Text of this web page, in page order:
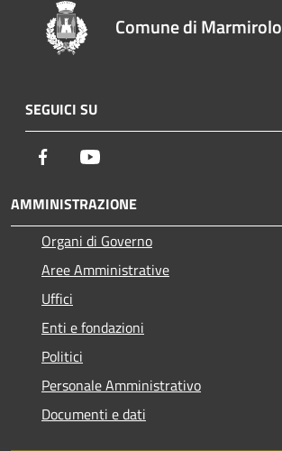
Comune di Marmirolo
SEGUICI SU
Facebook
AMMINISTRAZIONE
Organi di Governo
Aree Amministrative
Uffici
Enti e fondazioni
Politici
Personale Amministrativo
Documenti e dati